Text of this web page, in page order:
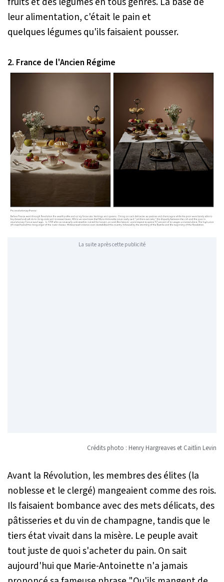
leur alimentation, c'était le pain et
quelques légumes qu'ils faisaient pousser.
2. France de l'Ancien Régime
La suite après cette publicité
Crédits photo : Henry Hargreaves et Caitlin Levin
Avant la Révolution, les membres des élites (la
noblesse et le clergé) mangeaient comme des rois.
Ils faisaient bombance avec des mets délicats, des
pâtisseries et du vin de champagne, tandis que le
tiers état vivait dans la misère. Le peuple avait
tout juste de quoi s'acheter du pain. On sait
aujourd'hui que Marie-Antoinette n'a jamais